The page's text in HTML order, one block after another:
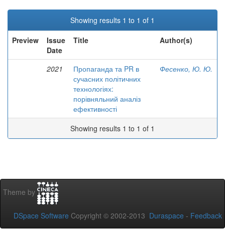
Showing results 1 to 1 of 1
Preview
Issue
Date
Title Author(s)
2021
Пропаганда та PR в
сучасних політичних
технологіях:
порівняльний аналіз
ефективності
Фесенко, Ю. Ю.
Showing results 1 to 1 of 1
Theme by
DSpace Software Copyright © 2002-2013 Duraspace - Feedback